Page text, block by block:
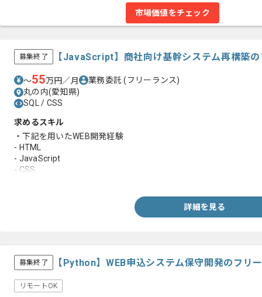
市場価値をチェック
募集終了 【JavaScript】商社向け基幹システム再構築
〜55万円／月 業務委託(フリーランス)
丸の内(愛知県)
SQL / CSS
求めるスキル
・下記を用いたWEB開発経験
- HTML
- JavaScript
- CSS
詳細を見る
募集終了 【Python】WEB申込システム保守開発のフリ
リモートOK